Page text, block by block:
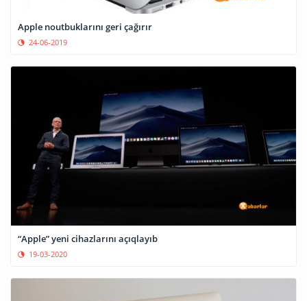
Apple noutbuklarını geri çağırır
24-06-2019
“Apple” yeni cihazlarını açıqlayıb
19-03-2020